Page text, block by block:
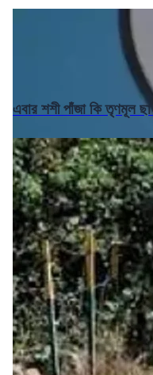
এবার শশী পাঁজা কি তৃণমূল